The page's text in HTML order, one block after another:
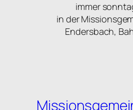
immer
in der
Endersbach,